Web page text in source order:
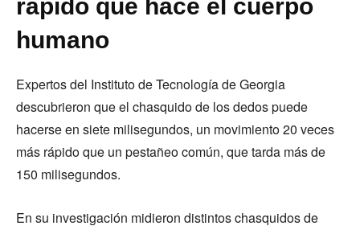
rápido que hace el cuerpo
humano
Expertos del Instituto de Tecnología de Georgia
descubrieron que el chasquido de los dedos puede
hacerse en siete milisegundos, un movimiento 20 veces
más rápido que un pestañeo común, que tarda más de
150 milisegundos.
En su investigación midieron distintos chasquidos de